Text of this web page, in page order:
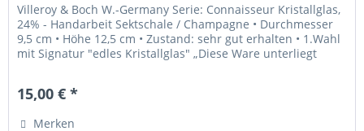
Villeroy & Boch W.-Germany Serie: Connaisseur Kristallglas,
24% - Handarbeit Sektschale / Champagne • Durchmesser
9,5 cm • Höhe 12,5 cm • Zustand: sehr gut erhalten • 1.Wahl
mit Signatur "edles Kristallglas" „Diese Ware unterliegt
15,00 € *
Merken